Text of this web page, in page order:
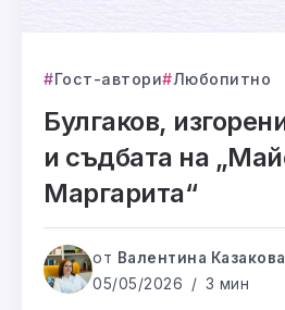
Гост-автори Любопитно
Булгаков,
и съдбата на
Маргарита“
от Валентина Казакова
05/05/2026
3 мин